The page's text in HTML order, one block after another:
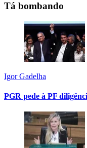
Tá bombando
Igor Gadelha
PGR pede à PF